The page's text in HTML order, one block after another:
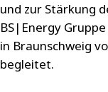
und zur Stärkung
BS|Energy
in Braunschweig
begleitet.